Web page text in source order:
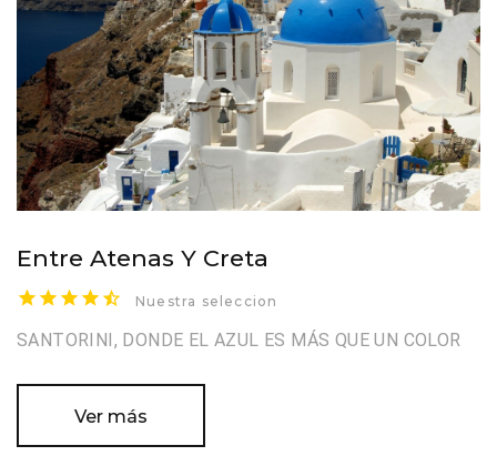
Entre Atenas Y Creta
Nuestra seleccion
SANTORINI, DONDE EL AZUL ES MÁS QUE UN COLOR
Ver más